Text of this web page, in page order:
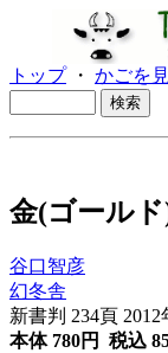
トップ・ かごを
金(ゴール
谷口智彦
幻冬舎
新書判 234頁 2012
本体 780円 税込